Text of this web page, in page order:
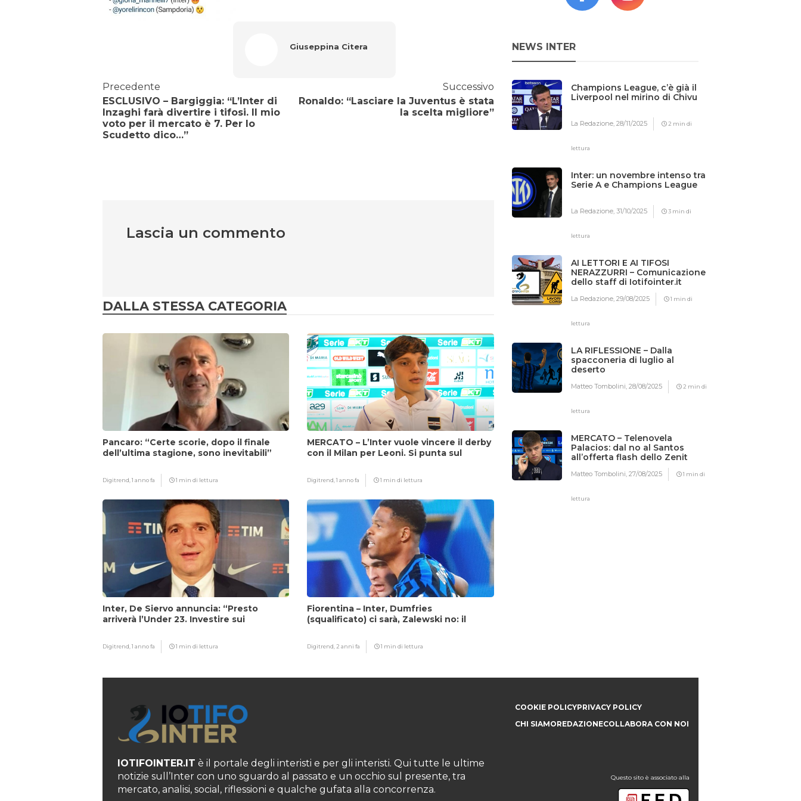
Giuseppina Citera
Precedente
ESCLUSIVO – Bargiggia: “L’Inter di
Inzaghi farà divertire i tifosi. Il mio
voto per il mercato è 7. Per lo
Scudetto dico…”
Successivo
Ronaldo: “Lasciare la Juventus è stata
la scelta migliore”
Lascia un commento
DALLA STESSA CATEGORIA
Pancaro: “Certe scorie, dopo il finale
dell’ultima stagione, sono inevitabili”
Digitrend,1 anno fa 1 min di lettura
MERCATO – L’Inter vuole vincere il derby
con il Milan per Leoni. Si punta sul
Digitrend,1 anno fa 1 min di lettura
Inter, De Siervo annuncia: “Presto
arriverà l’Under 23. Investire sui
Digitrend,1 anno fa 1 min di lettura
Fiorentina – Inter, Dumfries
(squalificato) ci sarà, Zalewski no: il
Digitrend, 2 anni fa 1 min di lettura
NEWS INTER
Champions League, c’è già il
Liverpool nel mirino di Chivu
La Redazione,28/11/2025 2 min di
lettura
Inter: un novembre intenso tra
Serie A e Champions League
La Redazione,31/10/2025 3 min di
lettura
AI LETTORI E AI TIFOSI
NERAZZURRI – Comunicazione
dello staff di Iotifointer.it
La Redazione,29/08/2025 1 min di
lettura
LA RIFLESSIONE – Dalla
spacconeria di luglio al
deserto
Matteo Tombolini,28/08/2025 2 min di
lettura
MERCATO – Telenovela
Palacios: dal no al Santos
all’offerta flash dello Zenit
Matteo Tombolini,27/08/2025 1 min di
lettura
IOTIFOINTER.IT è il portale degli interisti e per gli interisti. Qui tutte le ultime
notizie sull’Inter con uno sguardo al passato e un occhio sul presente, tra
mercato, analisi, social, riflessioni e qualche gufata alla concorrenza.
COOKIE POLICYPRIVACY POLICY
CHI SIAMOREDAZIONECOLLABORA CON NOI
Questo sito è associato alla